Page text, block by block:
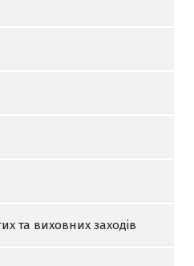
та виховних заходів